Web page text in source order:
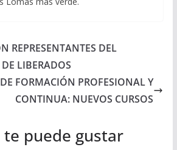
REPRESENTANTES DEL
LIBERADOS
FORMACIÓN PROFESIONAL Y
CONTINUA: NUEVOS CURSOS
puede gustar